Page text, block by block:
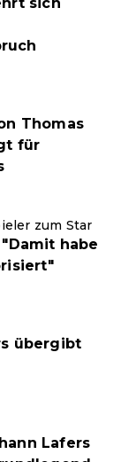
Thomas
für
zum Star
habe
übergibt
Lafers